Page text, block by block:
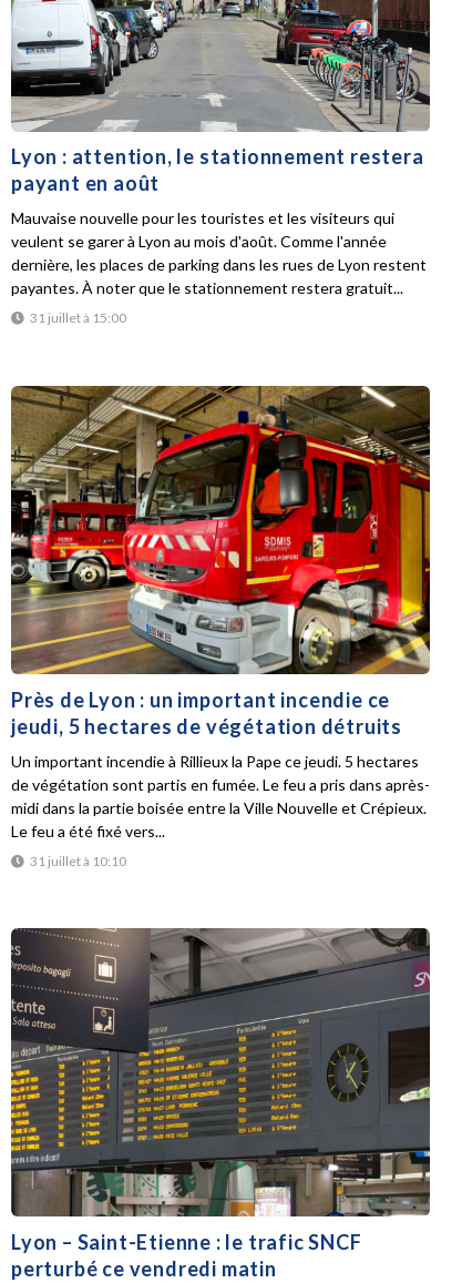
Lyon : attention, le stationnement restera
payant en août
31 juillet à 15:00
Mauvaise nouvelle pour les touristes et les visiteurs qui
veulent se garer à Lyon au mois d'août. Comme l'année
dernière, les places de parking dans les rues de Lyon restent
payantes. À noter que le stationnement restera gratuit...
Près de Lyon : un important incendie ce
jeudi, 5 hectares de végétation détruits
31 juillet à 10:10
Un important incendie à Rillieux la Pape ce jeudi. 5 hectares
de végétation sont partis en fumée. Le feu a pris dans après-
midi dans la partie boisée entre la Ville Nouvelle et Crépieux.
Le feu a été fixé vers...
Lyon – Saint-Etienne : le trafic SNCF
perturbé ce vendredi matin